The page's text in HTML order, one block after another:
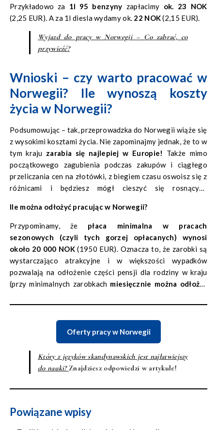
Przykładowo za 1l 95 benzyny zapłacimy ok. 23 NOK
(2,25 EUR). A za 1l diesla wydamy ok. 22 NOK(2,15 EUR).
Wyjazd do pracy w Norwegii – Co zabrać, co
przywieźć?
Wnioski – czy warto pracować w
Norwegii? Ile wynoszą koszty
życia w Norwegii?
Podsumowując – tak, przeprowadzka do Norwegii wiąże się
z wysokimi kosztami życia. Nie zapominajmy jednak, że to w
tym kraju zarabia się najlepiej w Europie! Także mimo
początkowego zagubienia podczas zakupów i ciągłego
przeliczania cen na złotówki, z biegiem czasu oswoisz się z
różnicami i będziesz mógł cieszyć się rosnącymi
Ile można odłożyć pracując w Norwegii?
Przypominamy, że płaca minimalna w pracach
sezonowych (czyli tych gorzej opłacanych) wynosi
około 20 000 NOK(1950 EUR). Oznacza to, że zarobki są
wystarczająco atrakcyjne i w większości wypadków
pozwalają na odłożenie części pensji dla rodziny w kraju
(przy minimalnych zarobkach miesięcznie można odłożyć
Oferty pracy w Norwegii
Który z języków skandynawskich jest najłatwiejszy
do nauki? Znajdziesz odpowiedzi w artykule!
Powiązane wpisy